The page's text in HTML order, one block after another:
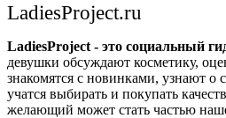
LadiesProject.ru
LadiesProject - это социальный
девушки обсуждают косметику,
знакомятся с новинками, узнают о
учатся выбирать и покупать
желающий может стать частью